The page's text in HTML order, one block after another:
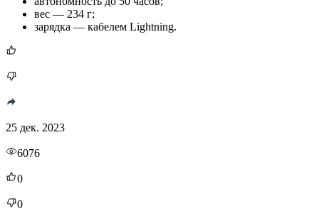
вес — 234 г;
зарядка — кабелем Lightning.
25 дек. 2023
6076
0
0